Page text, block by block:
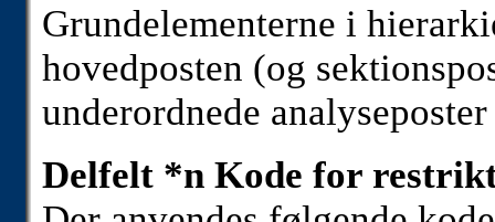
Grundelementerne i
hovedposten (og
underordnede
Delfelt *n Kode for